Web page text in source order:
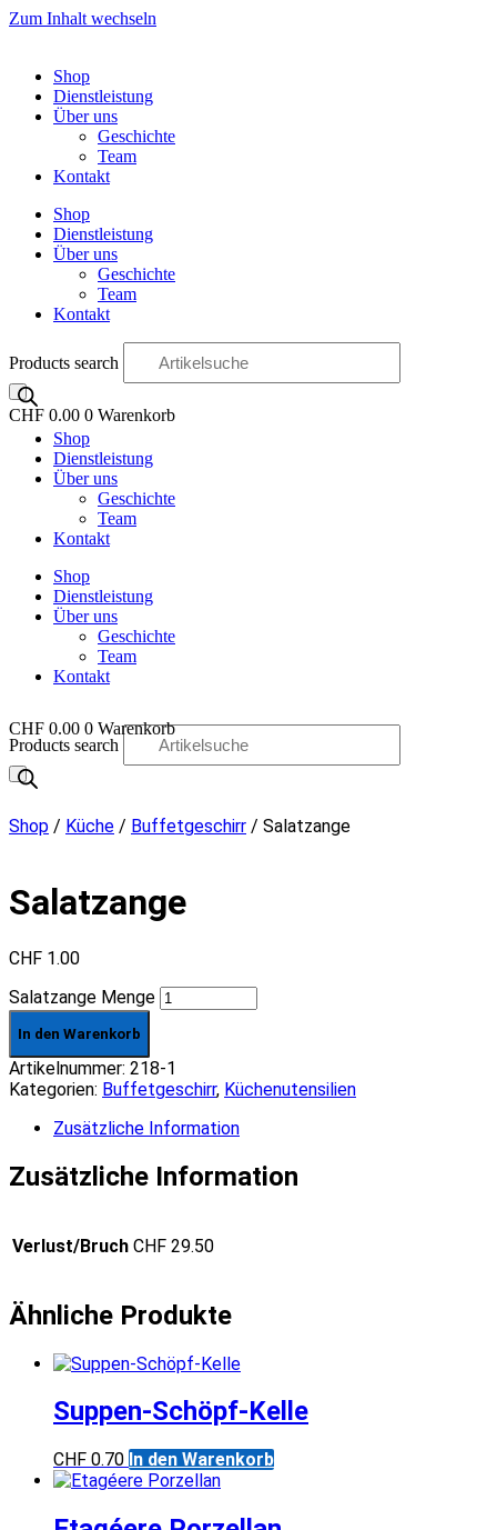
Zum Inhalt wechseln
Shop
Dienstleistung
Über uns
Geschichte
Team
Kontakt
Shop
Dienstleistung
Über uns
Geschichte
Team
Kontakt
Products search
CHF 0.00 0 Warenkorb
OO
Shop
Dienstleistung
Über uns
Geschichte
Team
Kontakt
Shop
Dienstleistung
Über uns
Geschichte
Team
Kontakt
CHF 0.00 0 Warenkorb
OO
Products search
Shop / Küche / Buffetgeschirr / Salatzange
Salatzange
CHF 1.00
Salatzange Menge
In den Warenkorb
Artikelnummer: 218-1
Kategorien: Buffetgeschirr, Küchenutensilien
Zusätzliche Information
Zusätzliche Information
Verlust/Bruch CHF 29.50
Ähnliche Produkte
Suppen-Schöpf-Kelle
CHF 0.70 In den Warenkorb